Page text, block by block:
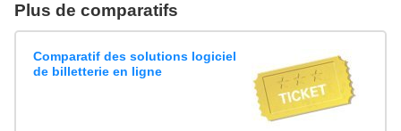
Plus de comparatifs
Comparatif des solutions logiciel
de billetterie en ligne